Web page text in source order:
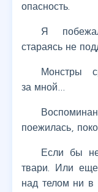
опасность.
Я
стараясь не
Монстры
за мной…
поежилась,
Если бы
твари. Или
над телом ни в